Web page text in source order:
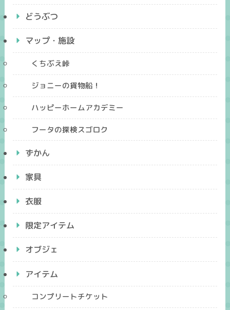
どうぶつ
マップ・施設
くちぶえ峠
ジョニーの貨物船！
ハッピーホームアカデミー
フータの探検スゴロク
ずかん
家具
衣服
限定アイテム
オブジェ
アイテム
コンプリートチケット